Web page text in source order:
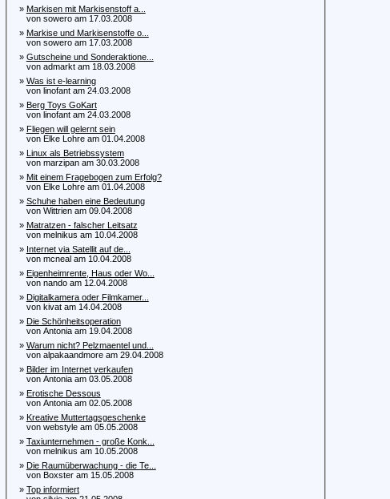
» Markisen mit Markisenstoff a...
von sowero am 17.03.2008
» Markise und Markisenstoffe o...
von sowero am 17.03.2008
» Gutscheine und Sonderaktione...
von admarkt am 18.03.2008
» Was ist e-learning
von linofant am 24.03.2008
» Berg Toys GoKart
von linofant am 24.03.2008
» Fliegen will gelernt sein
von Elke Lohre am 01.04.2008
» Linux als Betriebssystem
von marzipan am 30.03.2008
» Mit einem Fragebogen zum Erfolg?
von Elke Lohre am 01.04.2008
» Schuhe haben eine Bedeutung
von Wittrien am 09.04.2008
» Matratzen - falscher Leitsatz
von melnikus am 10.04.2008
» Internet via Satellit auf de...
von mcneal am 10.04.2008
» Eigenheimrente, Haus oder Wo...
von nando am 12.04.2008
» Digitalkamera oder Filmkamer...
von kivat am 14.04.2008
» Die Schönheitsoperation
von Antonia am 19.04.2008
» Warum nicht? Pelzmaentel und...
von alpakaandmore am 29.04.2008
» Bilder im Internet verkaufen
von Antonia am 03.05.2008
» Erotische Dessous
von Antonia am 02.05.2008
» Kreative Muttertagsgeschenke
von webstyle am 05.05.2008
» Taxiunternehmen - große Konk...
von melnikus am 10.05.2008
» Die Raumüberwachung - die Te...
von Boxster am 15.05.2008
» Top informiert